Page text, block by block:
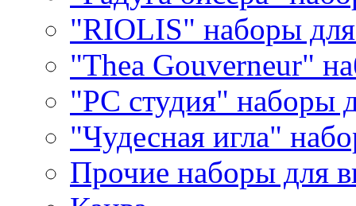
"RIOLIS" наборы
"Thea Gouverneur"
"РС студия" наборы
"Чудесная игла"
Прочие наборы для